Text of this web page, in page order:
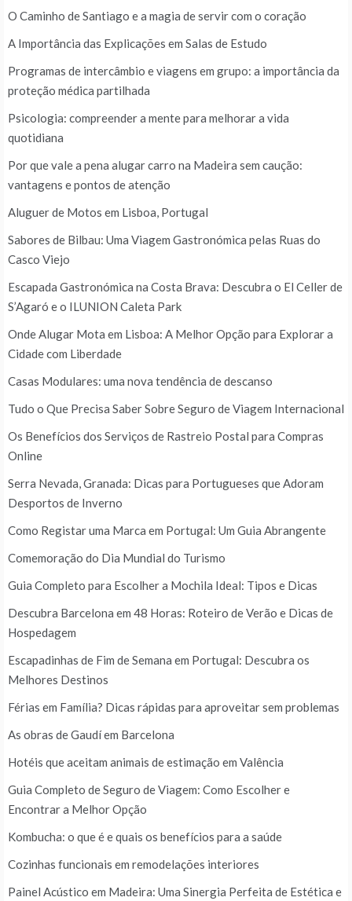
O Caminho de Santiago e a magia de servir com o coração
A Importância das Explicações em Salas de Estudo
Programas de intercâmbio e viagens em grupo: a importância da
proteção médica partilhada
Psicologia: compreender a mente para melhorar a vida
quotidiana
Por que vale a pena alugar carro na Madeira sem caução:
vantagens e pontos de atenção
Aluguer de Motos em Lisboa, Portugal
Sabores de Bilbau: Uma Viagem Gastronómica pelas Ruas do
Casco Viejo
Escapada Gastronómica na Costa Brava: Descubra o El Celler de
S’Agaró e o ILUNION Caleta Park
Onde Alugar Mota em Lisboa: A Melhor Opção para Explorar a
Cidade com Liberdade
Casas Modulares: uma nova tendência de descanso
Tudo o Que Precisa Saber Sobre Seguro de Viagem Internacional
Os Benefícios dos Serviços de Rastreio Postal para Compras
Online
Serra Nevada, Granada: Dicas para Portugueses que Adoram
Desportos de Inverno
Como Registar uma Marca em Portugal: Um Guia Abrangente
Comemoração do Dia Mundial do Turismo
Guia Completo para Escolher a Mochila Ideal: Tipos e Dicas
Descubra Barcelona em 48 Horas: Roteiro de Verão e Dicas de
Hospedagem
Escapadinhas de Fim de Semana em Portugal: Descubra os
Melhores Destinos
Férias em Família? Dicas rápidas para aproveitar sem problemas
As obras de Gaudí em Barcelona
Hotéis que aceitam animais de estimação em Valência
Guia Completo de Seguro de Viagem: Como Escolher e
Encontrar a Melhor Opção
Kombucha: o que é e quais os benefícios para a saúde
Cozinhas funcionais em remodelações interiores
Painel Acústico em Madeira: Uma Sinergia Perfeita de Estética e